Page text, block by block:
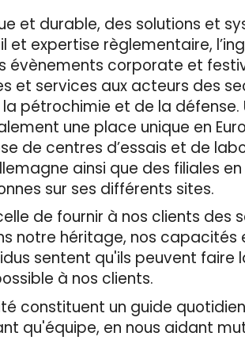
et durable, des solutions et
et expertise règlementaire,
évènements corporate et
et services aux acteurs des
pétrochimie et de la défense.
une place unique en
de centres d’essais et de
ainsi que des filiales en
sur ses différents sites.
de fournir à nos clients des
notre héritage, nos capacités
sentent qu'ils peuvent faire
à nos clients.
constituent un guide
qu'équipe, en nous aidant